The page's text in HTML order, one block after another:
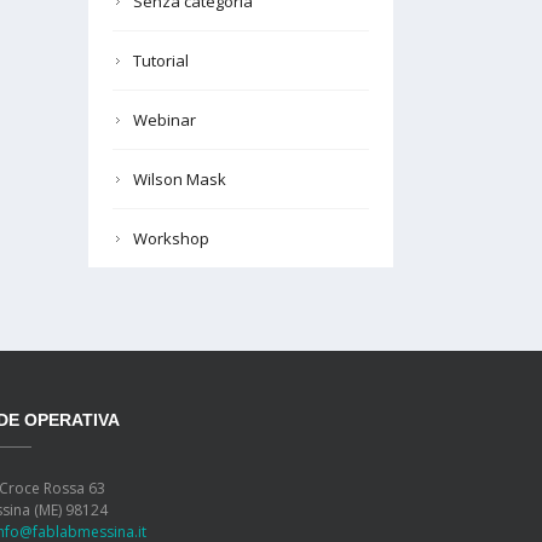
Tutorial
Webinar
Wilson Mask
Workshop
OPERATIVA
Rossa 63
(ME) 98124